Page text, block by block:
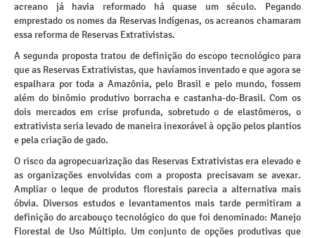
acreano já havia reformado há quase um século. Pegando
emprestado os nomes da Reservas Indígenas, os acreanos chamaram
essa reforma de Reservas Extrativistas.
A segunda proposta tratou de definição do escopo tecnológico para
que as Reservas Extrativistas, que havíamos inventado e que agora se
espalhara por toda a Amazônia, pelo Brasil e pelo mundo, fossem
além do binômio produtivo borracha e castanha-do-Brasil. Com os
dois mercados em crise profunda, sobretudo o de elastômeros, o
extrativista seria levado de maneira inexorável à opção pelos plantios
e pela criação de gado.
O risco da agropecuarização das Reservas Extrativistas era elevado e
as organizações envolvidas com a proposta precisavam se avexar.
Ampliar o leque de produtos florestais parecia a alternativa mais
óbvia. Diversos estudos e levantamentos mais tarde permitiram a
definição do arcabouço tecnológico do que foi denominado: Manejo
Florestal de Uso Múltiplo. Um conjunto de opções produtivas que